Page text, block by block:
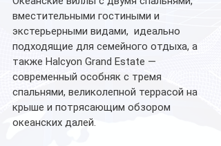
вместительными гостиными и
экстерьерными видами,  идеально
подходящие для семейного отдыха, а
также Halcyon Grand Estate —
современный особняк с тремя
спальнями, великолепной террасой на
крыше и потрясающим обзором
океанских далей.